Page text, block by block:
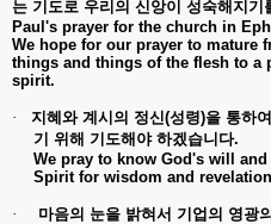
는 기도로 우리의 신앙이 성숙해지기
Paul's prayer for the church in
We hope for our prayer to mature
things and things of the flesh to a
spirit.
· 지혜와 계시의 정신(성령)을 통하여
기 위해 기도해야 하겠습니다.
We pray to know God's will
Spirit for wisdom and
· 마음의 눈을 밝혀서 기업의 영광의